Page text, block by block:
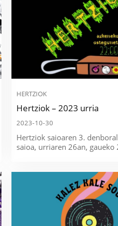
HERTZIOK
Hertziok – 2023 urria
2023-10-30
Hertziok saioaren 3.
saioa, urriaren 26an, gaueko